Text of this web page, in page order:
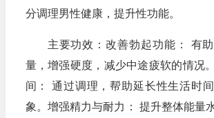
分调理男性健康，提升性功能。
主要功效：改善勃起功能： 有
量，增强硬度，减少中途疲软的情况
间： 通过调理，帮助延长性生活时
象。增强精力与耐力： 提升整体能量